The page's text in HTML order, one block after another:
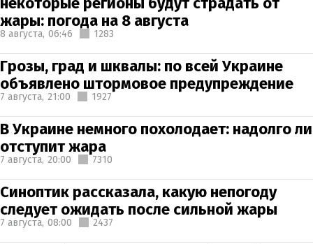
жары: погода на 8 августа
8 августа, 06:46 1283
Грозы, град и шквалы: по всей Украине
объявлено штормовое предупреждение
7 августа, 21:00 1927
В Украине немного похолодает: надолго ли
отступит жара
7 августа, 20:00 7310
Синоптик рассказала, какую непогоду
следует ожидать после сильной жары
7 августа, 08:00 2437